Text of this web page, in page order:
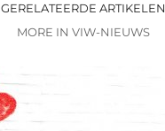
GERELATEERDE ARTIKELEN
MORE IN VIW-NIEUWS